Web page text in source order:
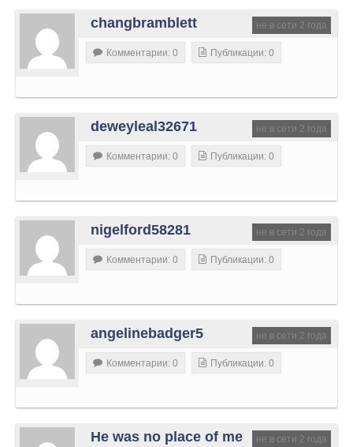
не в сети 2 года
changbramblett
Комментарии: 0 Публикации: 0
не в сети 2 года
deweyleal32671
Комментарии: 0 Публикации: 0
не в сети 2 года
nigelford58281
Комментарии: 0 Публикации: 0
не в сети 2 года
angelinebadger5
Комментарии: 0 Публикации: 0
не в сети 2 года
He was no place of me